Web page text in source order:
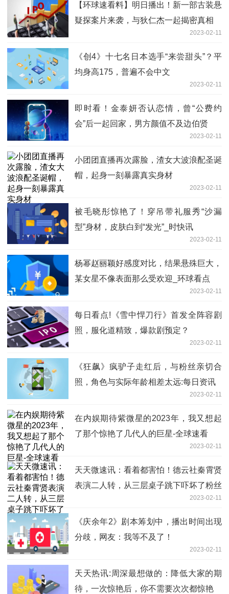
【环球速看料】明日播出！新一部古装悬
疑探案片来袭，与狄仁杰一起揭密真相
2023-02-11
《创4》十七名日本选手“来尝甜头”？平
均身高175，普遍不会中文
2023-02-11
即时看！金泰妍否认恋情，曾“公费约
会”后一起回家，男方颜值不及边伯贤
2023-02-11
小团团直播再次露脸，渣女大波浪配圣诞
帽，起身一刻暴露真实身材
2023-02-11
被毛晓彤惊艳了！穿吊带礼服秀“沙漏
型”身材，皮肤白到“发光”_时快讯
2023-02-11
杨幂赵丽颖好感度对比，结果悬殊巨大，
某女星不像表面那么受欢迎_环球看点
2023-02-11
每日看点!《雪中悍刀行》首发全阵容剧
照，服化道精致，爆款剧预定？
2023-02-11
《狂飙》疯驴子走红后，与粉丝亲切合
照，角色与实际年龄相差太远:每日资讯
2023-02-11
在内娱期待紫微星的2023年，我又想起
了那个惊艳了几代人的巨星-全球速看
2023-02-11
天天微速讯：看着都害怕！德云社秦霄贤
表演二人转，从三层桌子跳下吓坏了粉丝
2023-02-11
《庆余年2》剧本筹划中，播出时间出现
分歧，网友：我等不及了！
2023-02-11
天天热讯:周深最想做的：降低大家的期
待，一次惊艳后，你不需要次次都惊艳